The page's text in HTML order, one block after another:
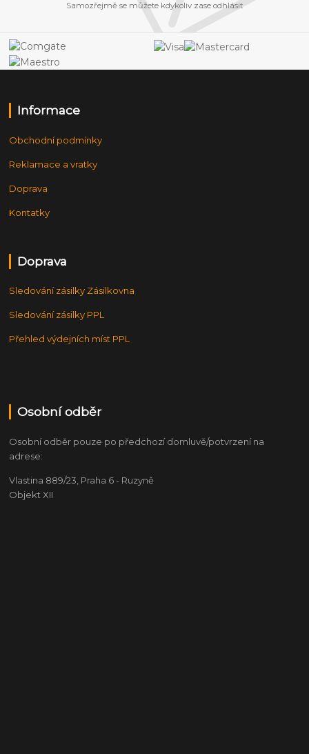
Samozřejmě se můžete kdykoliv zase odhlásit
Informace
Obchodní podmínky
Reklamace a vratky
Doprava
Kontatky
Doprava
Sledování zásilky Zásilkovna
Sledování zásilky PPL
Přehled výdejních míst PPL
Osobní odběr
Osobní odběr pouze po předchozí domluvě/potvrzení na
adrese:
Vlastina 889/23, Praha 6 - Ruzyně
Objekt XII